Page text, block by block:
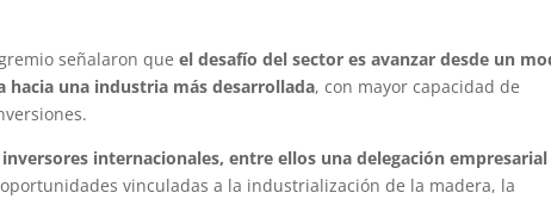
señalaron queel desafío del sector es avanzar desde un
una industria más desarrollada, con mayor capacidad de
internacionales, entre ellos una delegación empresarial
vinculadas a la industrialización de la madera, la